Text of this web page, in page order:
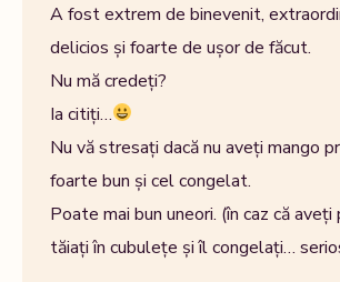
A fost extrem de binevenit,
delicios și foarte de ușor de făcut.
Nu mă credeți?
Ia citiți…
Nu vă stresați dacă nu aveți mango
foarte bun și cel congelat.
Poate mai bun uneori. (în caz că
tăiați în cubulețe și îl congelați…